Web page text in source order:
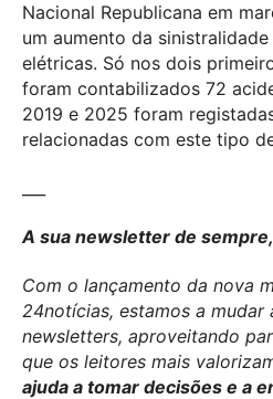
Nacional Republicana em
um aumento da
elétricas. Só nos dois
foram contabilizados 72
2019 e 2025 foram
relacionadas com este tipo
A sua newsletter de
Com o lançamento da nova
24notícias, estamos a mudar
newsletters, aproveitando
que os leitores mais
ajuda a tomar decisões e a